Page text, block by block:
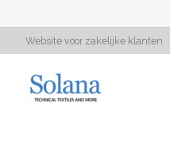
Website voor zakelijke klanten